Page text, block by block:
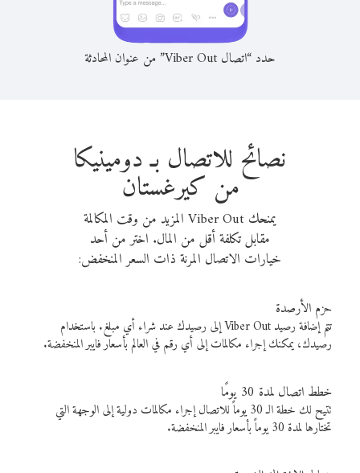
حدد “اتصال Viber Out” من عنوان المحادثة
نصائح للاتصال بـ دومينيكا
من كيرغستان
يمنحك Viber Out المزيد من وقت المكالمة
مقابل تكلفة أقل من المال. اختر من أحد
خيارات الاتصال المرنة ذات السعر المنخفض:
حزم الأرصدة
تتم إضافة رصيد Viber Out إلى رصيدك عند شراء أي مبلغ. باستخدام
رصيدك، يمكنك إجراء مكالمات إلى أي رقم في العالم بأسعار فايبر المنخفضة.
خطط اتصال لمدة 30 يومًا
تتيح لك خطة الـ 30 يوماً للاتصال إجراء مكالمات دولية إلى الوجهة التي
تختارها لمدة 30 يوماً بأسعار فايبر المنخفضة.